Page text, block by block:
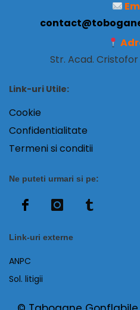
Str. Acad. Cristofor
Link-uri Utile:
Cookie
Confidentialitate
Termeni si conditii
Ne puteti urmari si pe:
Link-uri externe
ANPC
Sol. litigii